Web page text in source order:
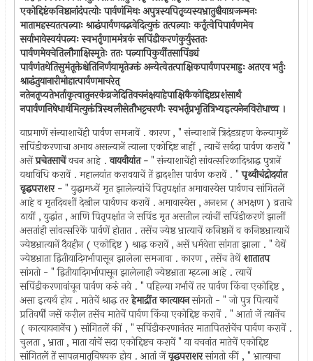
एकोद्दिष्टंकनिष्ठानांदंपत्योः पार्वणंमिथः अपुत्रस्यपितृव्यस्यभ्रातुश्चैवाग्रजन्मनः
मातामहस्यतत्पत्न्याः श्राद्धंपार्वणवद्भवेदित्युक्तं तत्पत्न्याः कर्तृत्वेपिपार्वणमेव
सर्वाभावेस्वयंपत्न्यः स्वभर्तृणाममंत्रकं सपिंडीकरणंकुर्युस्ततः
पार्वणमेवचेतिलौगाक्षिस्मृतेः ततः पत्न्यापिकुर्वीतसापिंड्यं
पार्वणंतथेतिसुमंतूक्तेश्चेतिनिर्णयामृतेउक्तं अन्येत्वेतत्पाक्षिकपार्वणपरमाहुः अतएव भर्तुः
श्राद्धंतुयानारीमोहात्पार्वणमाचरेत् ‍
नतेनतृप्यतेभर्ताकृत्वातुनरकंव्रजेदितिवचनंक्षयाहेपाक्षिकैकोद्दिष्टप्रशंसार्थं
नपार्वणनिषेधार्थमित्युक्तंत्रिस्थलीसेतौभट्टचरणैः स्वभर्तृप्रभृतित्रिभ्यइत्यनेनविरोधाच्च ।
याप्रमाणें संन्याशाचेंही पार्वण समजावें . कारण , " संन्याशानें त्रिदंडग्रहण केल्यामुळें
सपिंडीकरणाचा अभाव असल्यानें त्याला एकोद्दिष्ट नाहीं , त्याचें सर्वदा पार्वण करावें "
असेंप्रचेतसाचेंवचन आहे .वायवीयांत -" संन्याशाचेंही सांवत्सरिकादिश्राद्ध पुत्रानें
यथाविधि करावें . महालयांत करावयाचें तें द्वादशीस पार्वण करावें . "पृथ्वीचंद्रोदयांत
वृद्धपराशर -" युद्धामध्यें मृत झालेल्यांचें पितृपक्षांत अमावास्येस पार्वणच सांगितलें
आहे व मृतदिवशीं देखील पार्वणच करावें . अमावास्येस , अनशन ( अभक्षण ) व्रताचे
ठायीं , युद्धांत , आणि पितृपक्षांत जे सपिंड मृत असतील त्यांचीं सपिंडीकरणें झालीं
असतांही सांवत्सरिकें पार्वणें होतात . तसेंच ज्येष्ठ भ्रात्याचें कनिष्ठानें व कनिष्ठभ्रात्याचें
ज्येष्ठभ्रात्यानें दैवहीन ( एकोद्दिष्ट ) श्राद्ध करावें , असें धर्मवेत्ता सांगता झाला . " येथें
ज्येष्ठभ्राता द्वितीयादिगर्भापासून झालेला समजावा . कारण , तसेंच तेथेंशातातप
सांगतो - " द्वितीयादिगर्भापासून झालेलाही ज्येष्ठभ्राता म्हटला आहे . त्याचें
सपिंडीकरणावांचून पार्वण करुं नये . " पहिल्या गर्भाचें तर पार्वण किंवा एकोद्दिष्ट ,
असा इत्यर्थ होय . मातेचें श्राद्ध तरहेमाद्रींत कात्यायनसांगतो - " जो पुत्र पित्याचें
प्रतिवर्षीं जसें करील तसेंच मातेचें पार्वण किंवा एकोद्दिष्ट करावें . " आतां जें त्यानेंच
( कात्यायनानेंच ) सांगितलें कीं , " सपिंडीकरणानंतर मातापितरांचेंच पार्वण करावें .
चुलता , भ्राता , माता यांचें सदा एकोद्दिष्टच करावें " या वचनांत मातेचें एकोद्दिष्ट
सांगितलें तें सापत्नमातृविषयक होय . आतां जेंवृद्धपराशरसांगतो कीं , " भ्रात्याचा